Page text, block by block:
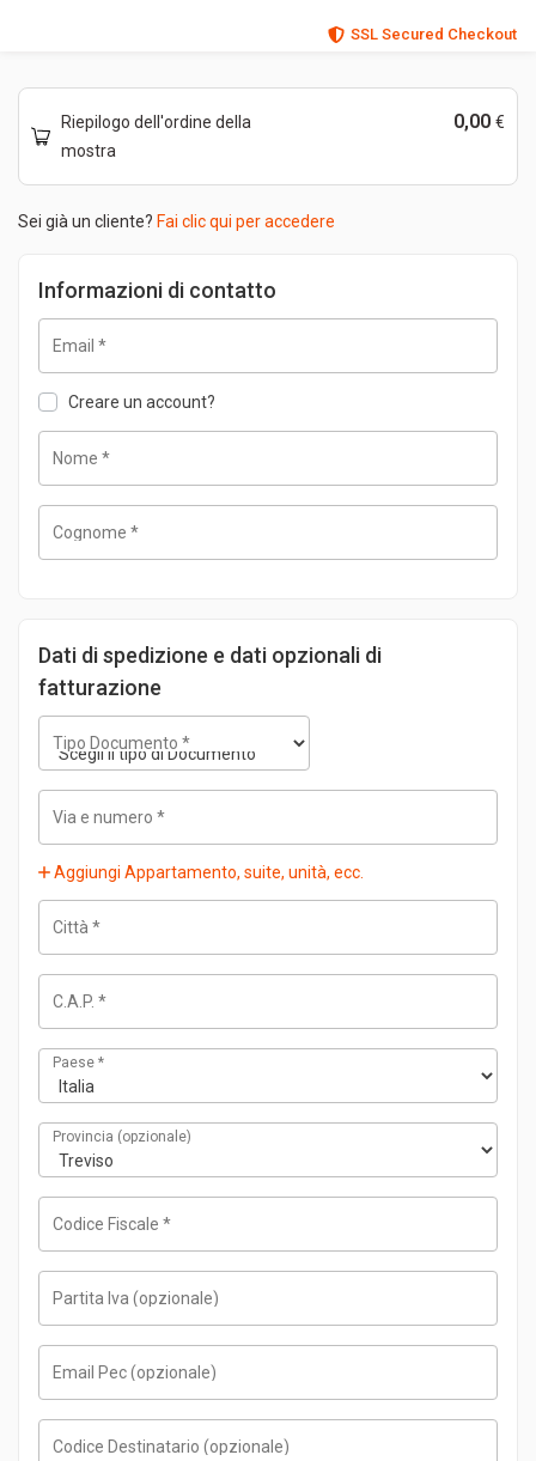
SSL Secured Checkout
Riepilogo dell'ordine della
mostra
0,00 €
Sei già un cliente? Fai clic qui per accedere
Informazioni di contatto
Email *
Creare un account?
Nome *
Cognome *
Dati di spedizione e dati opzionali di
fatturazione
Tipo Documento *
Via e numero *
Aggiungi Appartamento, suite, unità, ecc.
Città *
C.A.P. *
Paese *
Provincia (opzionale)
Codice Fiscale *
Partita Iva (opzionale)
Email Pec(opzionale)
Codice Destinatario (opzionale)